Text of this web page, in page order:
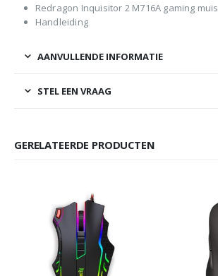
Redragon Inquisitor 2 M716A gaming muis
Handleiding
AANVULLENDE INFORMATIE
STEL EEN VRAAG
GERELATEERDE PRODUCTEN